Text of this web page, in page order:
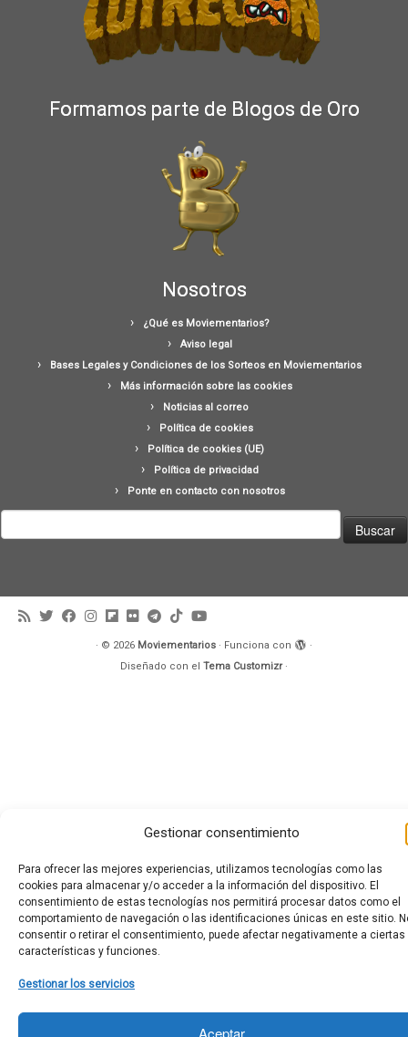
Gestionar consentimiento
Para ofrecer las mejores experiencias, utilizamos tecnologías como las
cookies para almacenar y/o acceder a la información del dispositivo. El
consentimiento de estas tecnologías nos permitirá procesar datos como el
comportamiento de navegación o las identificaciones únicas en este sitio.
consentir o retirar el consentimiento, puede afectar negativamente a ciertas
características y funciones.
Gestionar los servicios
Aceptar
Formamos parte de Blogos de Oro
Nosotros
¿Qué es Moviementarios?
Aviso legal
Bases Legales y Condiciones de los Sorteos en Moviementarios
Más información sobre las cookies
Noticias al correo
Política de cookies
Política de cookies (UE)
Política de privacidad
Ponte en contacto con nosotros
· © 2026 Moviementarios · Funciona con
·
Diseñado con el Tema Customizr·